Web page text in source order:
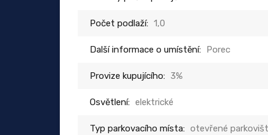
Počet podlaží: 1,0
Další informace o umístění: Porec
Provize kupujícího: 3%
Osvětlení: elektrické
Typ parkovacího místa: otevřené